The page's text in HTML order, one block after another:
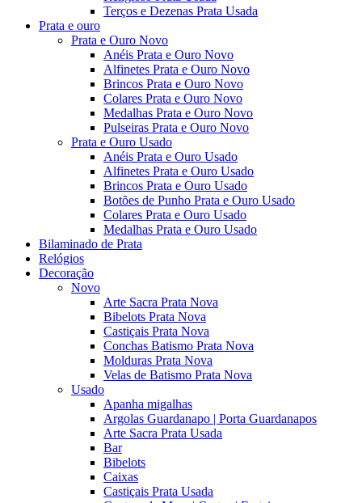
Terços e Dezenas Prata Usada
Prata e ouro
Prata e Ouro Novo
Anéis Prata e Ouro Novo
Alfinetes Prata e Ouro Novo
Brincos Prata e Ouro Novo
Colares Prata e Ouro Novo
Medalhas Prata e Ouro Novo
Pulseiras Prata e Ouro Novo
Prata e Ouro Usado
Anéis Prata e Ouro Usado
Alfinetes Prata e Ouro Usado
Brincos Prata e Ouro Usado
Botões de Punho Prata e Ouro Usado
Colares Prata e Ouro Usado
Medalhas Prata e Ouro Usado
Bilaminado de Prata
Relógios
Decoração
Novo
Arte Sacra Prata Nova
Bibelots Prata Nova
Castiçais Prata Nova
Conchas Batismo Prata Nova
Molduras Prata Nova
Velas de Batismo Prata Nova
Usado
Apanha migalhas
Argolas Guardanapo | Porta Guardanapos
Arte Sacra Prata Usada
Bar
Bibelots
Caixas
Castiçais Prata Usada